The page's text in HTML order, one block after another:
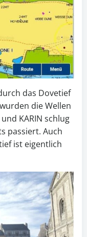
das Dovetief
die Wellen
KARIN schlug
passiert. Auch
ist eigentlich